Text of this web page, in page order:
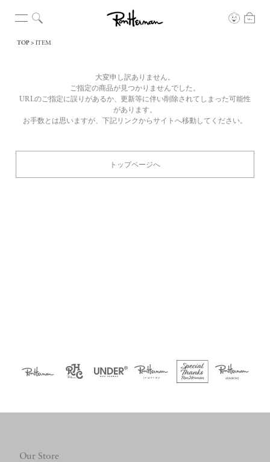
TOP ITEM
大変申し訳ありません。
ご指定の商品が見つかりませんでした。
URLのご指定に誤りがあるか、更新等に伴い削除されてしまった可能性
があります。
お手数とは思いますが、下記リンクからサイトへ移動してください。
トップページへ
Our Store